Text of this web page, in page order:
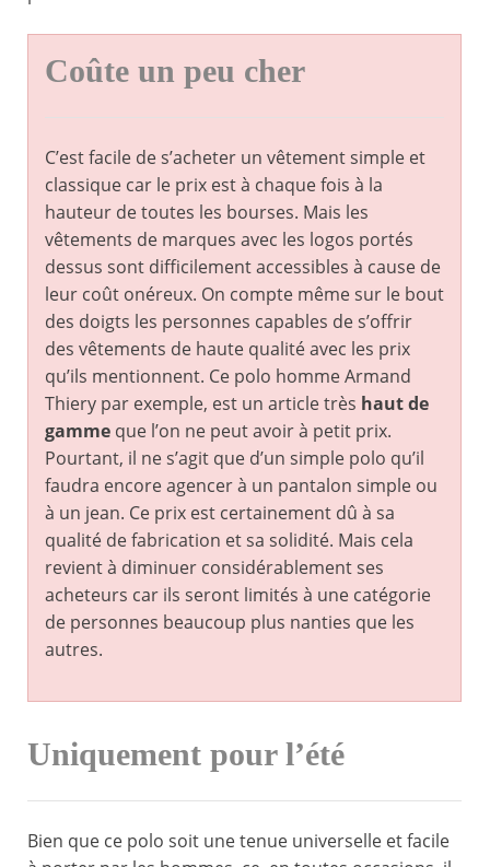
Coûte un peu cher
C’est facile de s’acheter un vêtement simple et
classique car le prix est à chaque fois à la
hauteur de toutes les bourses. Mais les
vêtements de marques avec les logos portés
dessus sont difficilement accessibles à cause de
leur coût onéreux. On compte même sur le bout
des doigts les personnes capables de s’offrir
des vêtements de haute qualité avec les prix
qu’ils mentionnent. Ce polo homme Armand
Thiery par exemple, est un article très haut de
gamme que l’on ne peut avoir à petit prix.
Pourtant, il ne s’agit que d’un simple polo qu’il
faudra encore agencer à un pantalon simple ou
à un jean. Ce prix est certainement dû à sa
qualité de fabrication et sa solidité. Mais cela
revient à diminuer considérablement ses
acheteurs car ils seront limités à une catégorie
de personnes beaucoup plus nanties que les
autres.
Uniquement pour l’été
Bien que ce polo soit une tenue universelle et facile